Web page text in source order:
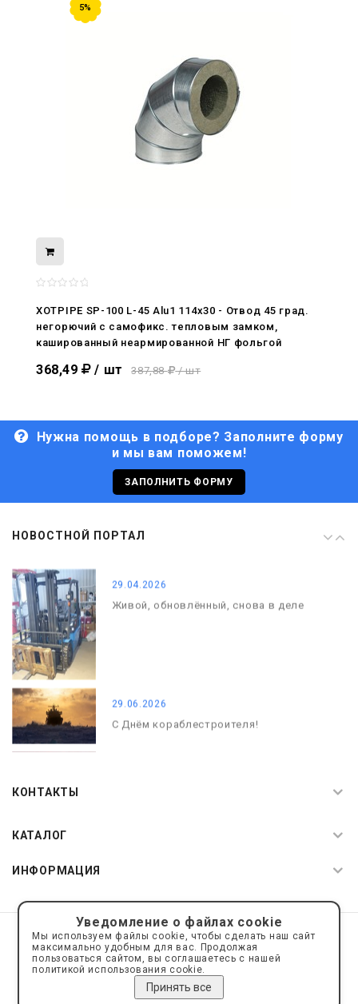
5%
XOTPIPE SP-100 L-45 Alu1 114x30 - Отвод 45 град.
негорючий c самофикс. тепловым замком,
кашированный неармированной НГ фольгой
368,49 / шт 387,88 / шт
Нужна помощь в подборе? Заполните форму
и мы вам поможем!
ЗАПОЛНИТЬ ФОРМУ
НОВОСТНОЙ ПОРТАЛ
нами
29.04.2026
29.06.2026
С Днём кораблестроителя!
С Днём Победы. Память, которая с
29.04.2026
Живой, обновлённый, снова в деле
29.06.2026
С Днём кораблестроителя!
КОНТАКТЫ
КАТАЛОГ
ИНФОРМАЦИЯ
© 2019—2026 Интернет пространство АкваРос
sale@a-ros.ru
Политика конфиденциальности
Политика обработки персональных данных
Уведомление о файлах cookie
Мы используем файлы cookie, чтобы сделать наш сайт
максимально удобным для вас. Продолжая
пользоваться сайтом, вы соглашаетесь с нашей
политикой использования cookie.
Принять все